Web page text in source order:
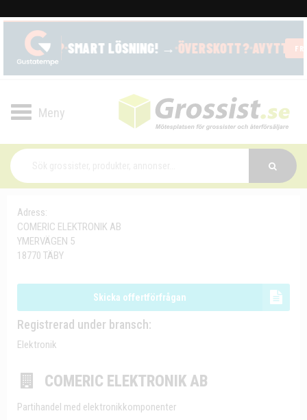
Toggle
Adress:
COMERIC ELEKTRONIK AB
YMERVÄGEN 5
18770 TÄBY
Skicka offertförfrågan
Registrerad under bransch:
Elektronik
COMERIC ELEKTRONIK AB
Partihandel med elektronikkomponenter